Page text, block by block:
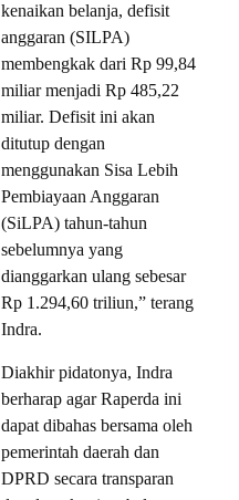
kenaikan belanja, defisit
anggaran (SILPA)
membengkak dari Rp 99,84
miliar menjadi Rp 485,22
miliar. Defisit ini akan
ditutup dengan
menggunakan Sisa Lebih
Pembiayaan Anggaran
(SiLPA) tahun-tahun
sebelumnya yang
dianggarkan ulang sebesar
Rp 1.294,60 triliun,” terang
Indra.
Diakhir pidatonya, Indra
berharap agar Raperda ini
dapat dibahas bersama oleh
pemerintah daerah dan
DPRD secara transparan